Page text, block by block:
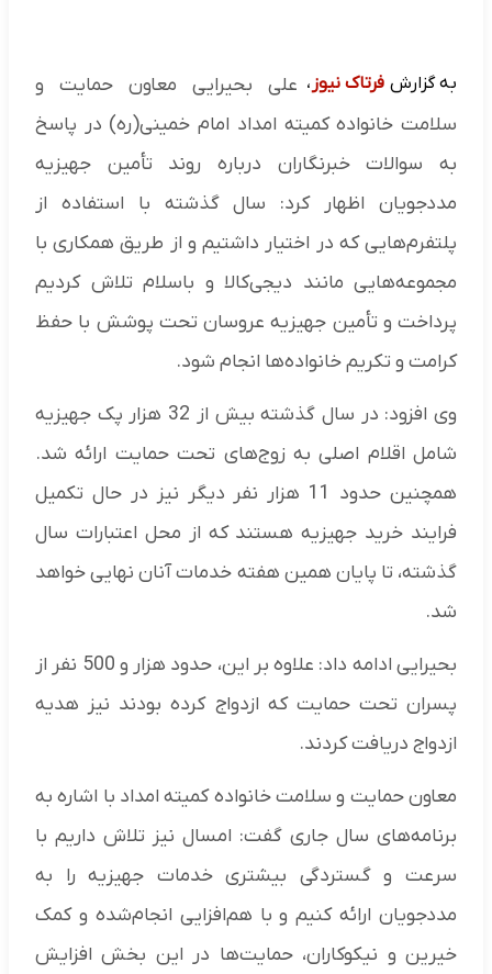
به گزارش فرتاک نیوز ، علی بحیرایی معاون حمایت و
سلامت خانواده کمیته امداد امام خمینی(ره) در پاسخ
به سوالات خبرنگاران درباره روند تأمین جهیزیه
مددجویان اظهار کرد: سال گذشته با استفاده از
پلتفرم‌هایی که در اختیار داشتیم و از طریق همکاری با
مجموعه‌هایی مانند دیجی‌کالا و باسلام تلاش کردیم
پرداخت و تأمین جهیزیه عروسان تحت پوشش با حفظ
کرامت و تکریم خانواده‌ها انجام شود.
وی افزود: در سال گذشته بیش از 32 هزار پک جهیزیه
شامل اقلام اصلی به زوج‌های تحت حمایت ارائه شد.
همچنین حدود 11 هزار نفر دیگر نیز در حال تکمیل
فرایند خرید جهیزیه هستند که از محل اعتبارات سال
گذشته، تا پایان همین هفته خدمات آنان نهایی خواهد
شد.
بحیرایی ادامه داد: علاوه بر این، حدود هزار و 500 نفر از
پسران تحت حمایت که ازدواج کرده بودند نیز هدیه
ازدواج دریافت کردند.
معاون حمایت و سلامت خانواده کمیته امداد با اشاره به
برنامه‌های سال جاری گفت: امسال نیز تلاش داریم با
سرعت و گستردگی بیشتری خدمات جهیزیه را به
مددجویان ارائه کنیم و با هم‌افزایی انجام‌شده و کمک
خیرین و نیکوکاران، حمایت‌ها در این بخش افزایش